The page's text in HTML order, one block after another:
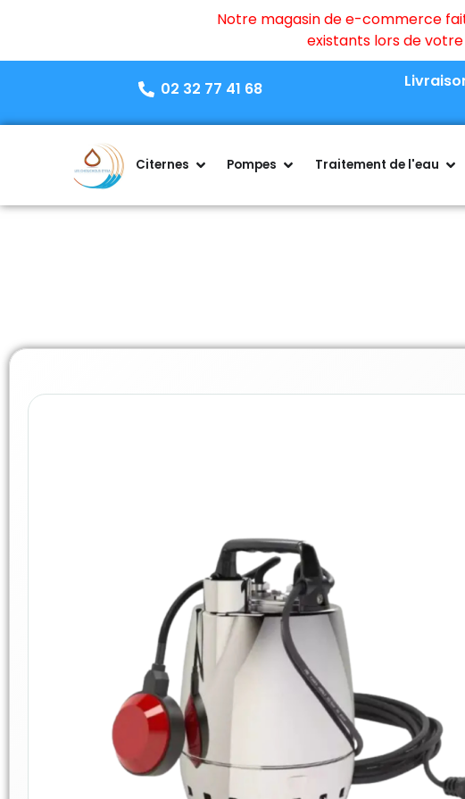
Notre magasin de e-commerce
existants lors de
02 32 77 41 68
Citernes Pompes Traitement de l'eau